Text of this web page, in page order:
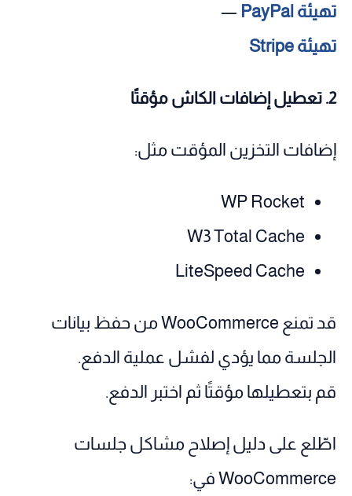
تهيئة PayPal
—
تهيئة Stripe
2. تعطيل إضافات الكاش مؤقتًا
إضافات التخزين المؤقت مثل:
WP Rocket
W3 Total Cache
LiteSpeed Cache
قد تمنع WooCommerce من حفظ بيانات
الجلسة مما يؤدي لفشل عملية الدفع.
قم بتعطيلها مؤقتًا ثم اختبر الدفع.
اطّلع على دليل إصلاح مشاكل جلسات
WooCommerce في: